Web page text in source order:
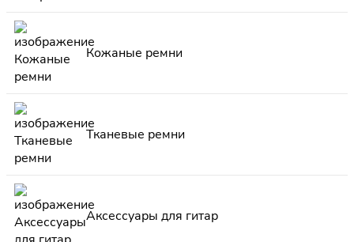
Кожаные ремни
Тканевые ремни
Аксессуары для гитар